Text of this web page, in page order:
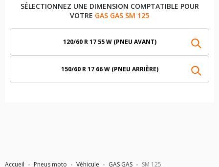
Accueil Pneus moto Véhicule GAS GAS SM 125
SÉLECTIONNEZ UNE DIMENSION COMPTATIBLE POUR
VOTRE GAS GAS SM 125
120/60 R 17 55 W (PNEU AVANT)
150/60 R 17 66 W (PNEU ARRIÈRE)